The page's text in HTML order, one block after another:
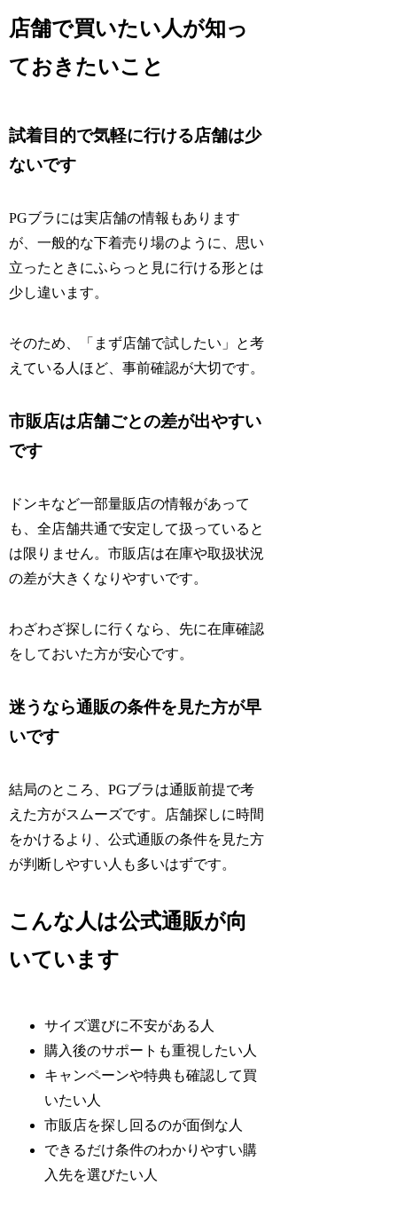
店舗で買いたい人が知っ
ておきたいこと
試着目的で気軽に行ける店舗は少
ないです
PGブラには実店舗の情報もあります
が、一般的な下着売り場のように、思い
立ったときにふらっと見に行ける形とは
少し違います。
そのため、「まず店舗で試したい」と考
えている人ほど、事前確認が大切です。
市販店は店舗ごとの差が出やすい
です
ドンキなど一部量販店の情報があって
も、全店舗共通で安定して扱っていると
は限りません。市販店は在庫や取扱状況
の差が大きくなりやすいです。
わざわざ探しに行くなら、先に在庫確認
をしておいた方が安心です。
迷うなら通販の条件を見た方が早
いです
結局のところ、PGブラは通販前提で考
えた方がスムーズです。店舗探しに時間
をかけるより、公式通販の条件を見た方
が判断しやすい人も多いはずです。
こんな人は公式通販が向
いています
サイズ選びに不安がある人
購入後のサポートも重視したい人
キャンペーンや特典も確認して買
いたい人
市販店を探し回るのが面倒な人
できるだけ条件のわかりやすい購
入先を選びたい人